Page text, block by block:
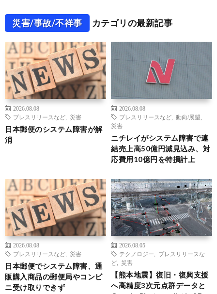
災害/事故/不祥事 カテゴリの最新記事
2026.08.08
プレスリリースなど
災害
日本郵便のシステム障害が解
消
2026.08.08
プレスリリースなど
動向/展望
災害
ニチレイがシステム障害で連
結売上高50億円減見込み、対
応費用10億円を特損計上
2026.08.08
プレスリリースなど
災害
日本郵便でシステム障害、通
販購入商品の郵便局やコンビ
ニ受け取りできず
2026.08.05
テクノロジー
プレスリリースな
ど
災害
【熊本地震】復旧・復興支援
へ高精度3次元点群データと